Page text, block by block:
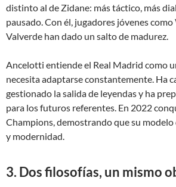
distinto al de Zidane: más táctico, más
pausado. Con él, jugadores jóvenes
Valverde han dado un salto de madurez.
Ancelotti entiende el Real Madrid como
necesita adaptarse constantemente. Ha
gestionado la salida de leyendas y ha
para los futuros referentes. En 2022
Champions, demostrando que su
y modernidad.
3. Dos filosofías, un mismo